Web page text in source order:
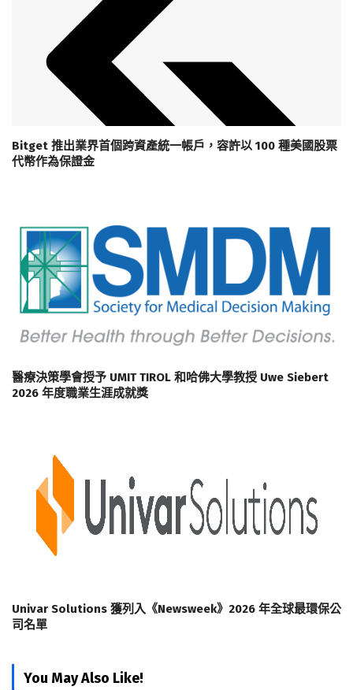
Bitget 推出業界首個跨資產統一帳戶，容許以 100 種美國股票
代幣作為保證金
醫療決策學會授予 UMIT TIROL 和哈佛大學教授 Uwe Siebert
2026 年度職業生涯成就獎
Univar Solutions 獲列入《Newsweek》2026 年全球最環保公
司名單
You May Also Like!